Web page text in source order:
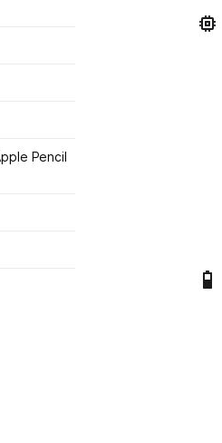
Pencil